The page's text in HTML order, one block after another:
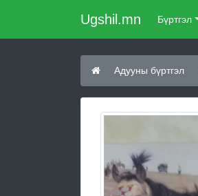
Ugshil.mn Бүртгэл
Адууны бүртгэл